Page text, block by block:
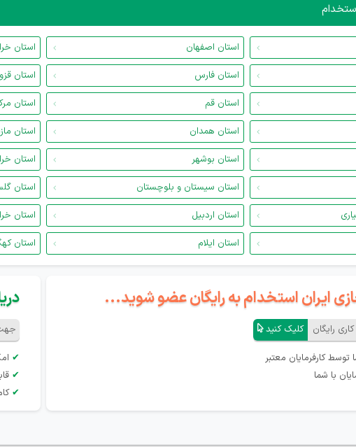
استان اصفهان استان
استان فارس استان
استان قم استان
استان همدان استان
استان بوشهر استان
استان سیستان و بلوچستان استان
استان اردبیل استان
استان ایلام استان
ایران استخدام به رایگان عضو شوید...
رایگان کلیک کنید
کارفرمایان معتبر
با شما
جهت
✔
✔
✔